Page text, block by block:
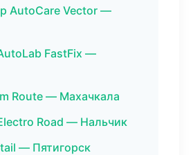
AutoCare Vector —
FastFix —
Route — Махачкала
Road — Нальчик
— Пятигорск